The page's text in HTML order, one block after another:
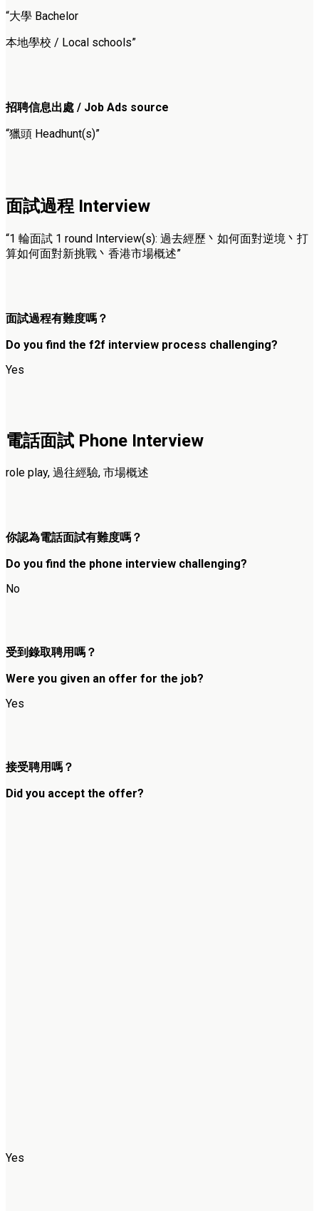
“大學 Bachelor
本地學校 / Local schools”
招聘信息出處 / Job Ads source
“獵頭 Headhunt(s)”
面試過程 Interview
“1 輪面試 1 round Interview(s): 過去經歷丶如何面對逆境丶打
算如何面對新挑戰丶香港市場概述”
面試過程有難度嗎？
Do you find the f2f interview process challenging?
Yes
電話面試 Phone Interview
role play, 過往經驗, 市場概述
你認為電話面試有難度嗎？
Do you find the phone interview challenging?
No
受到錄取聘用嗎？
Were you given an offer for the job?
Yes
接受聘用嗎？
Did you accept the offer?
Yes